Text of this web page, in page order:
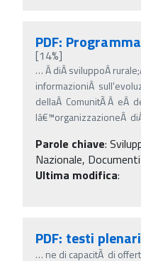
PDF:
[14%]
…Â diÂ sviluppoÂ
informazioniÂ
dellaÂ ComunitÃ Â eÂ
lâ€™organizzazioneÂ
Parole chiave:
Nazionale, Documenti
Ultima modifica:
PDF: testi
… ne di capacitÃ di